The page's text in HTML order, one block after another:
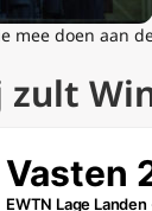
mee doen aan
zult